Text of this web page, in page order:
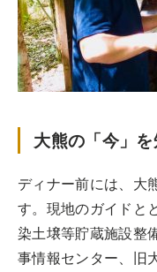
大熊の「今」
ディナー前には、大
す。現地のガイドと
染土壌等貯蔵施設整
事情報センター、旧